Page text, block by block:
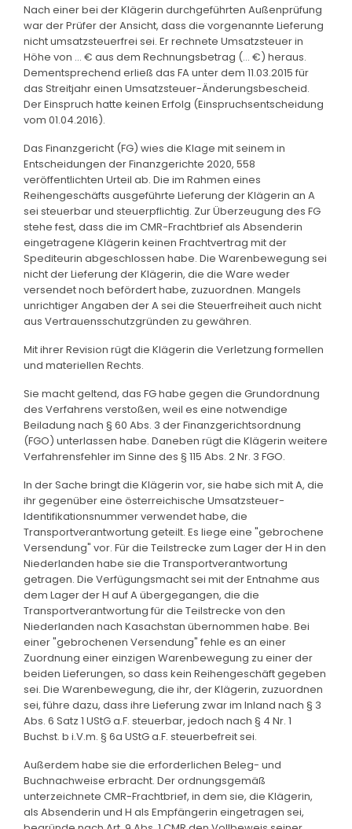
Nach einer bei der Klägerin durchgeführten Außenprüfung
war der Prüfer der Ansicht, dass die vorgenannte Lieferung
nicht umsatzsteuerfrei sei. Er rechnete Umsatzsteuer in
Höhe von ... € aus dem Rechnungsbetrag (... €) heraus.
Dementsprechend erließ das FA unter dem 11.03.2015 für
das Streitjahr einen Umsatzsteuer-Änderungsbescheid.
Der Einspruch hatte keinen Erfolg (Einspruchsentscheidung
vom 01.04.2016).
Das Finanzgericht (FG) wies die Klage mit seinem in
Entscheidungen der Finanzgerichte 2020, 558
veröffentlichten Urteil ab. Die im Rahmen eines
Reihengeschäfts ausgeführte Lieferung der Klägerin an A
sei steuerbar und steuerpflichtig. Zur Überzeugung des FG
stehe fest, dass die im CMR-Frachtbrief als Absenderin
eingetragene Klägerin keinen Frachtvertrag mit der
Spediteurin abgeschlossen habe. Die Warenbewegung sei
nicht der Lieferung der Klägerin, die die Ware weder
versendet noch befördert habe, zuzuordnen. Mangels
unrichtiger Angaben der A sei die Steuerfreiheit auch nicht
aus Vertrauensschutzgründen zu gewähren.
Mit ihrer Revision rügt die Klägerin die Verletzung formellen
und materiellen Rechts.
Sie macht geltend, das FG habe gegen die Grundordnung
des Verfahrens verstoßen, weil es eine notwendige
Beiladung nach § 60 Abs. 3 der Finanzgerichtsordnung
(FGO) unterlassen habe. Daneben rügt die Klägerin weitere
Verfahrensfehler im Sinne des § 115 Abs. 2 Nr. 3 FGO.
In der Sache bringt die Klägerin vor, sie habe sich mit A, die
ihr gegenüber eine österreichische Umsatzsteuer-
Identifikationsnummer verwendet habe, die
Transportverantwortung geteilt. Es liege eine "gebrochene
Versendung" vor. Für die Teilstrecke zum Lager der H in den
Niederlanden habe sie die Transportverantwortung
getragen. Die Verfügungsmacht sei mit der Entnahme aus
dem Lager der H auf A übergegangen, die die
Transportverantwortung für die Teilstrecke von den
Niederlanden nach Kasachstan übernommen habe. Bei
einer "gebrochenen Versendung" fehle es an einer
Zuordnung einer einzigen Warenbewegung zu einer der
beiden Lieferungen, so dass kein Reihengeschäft gegeben
sei. Die Warenbewegung, die ihr, der Klägerin, zuzuordnen
sei, führe dazu, dass ihre Lieferung zwar im Inland nach § 3
Abs. 6 Satz 1 UStG a.F. steuerbar, jedoch nach § 4 Nr. 1
Buchst. b i.V.m. § 6a UStG a.F. steuerbefreit sei.
Außerdem habe sie die erforderlichen Beleg- und
Buchnachweise erbracht. Der ordnungsgemäß
unterzeichnete CMR-Frachtbrief, in dem sie, die Klägerin,
als Absenderin und H als Empfängerin eingetragen sei,